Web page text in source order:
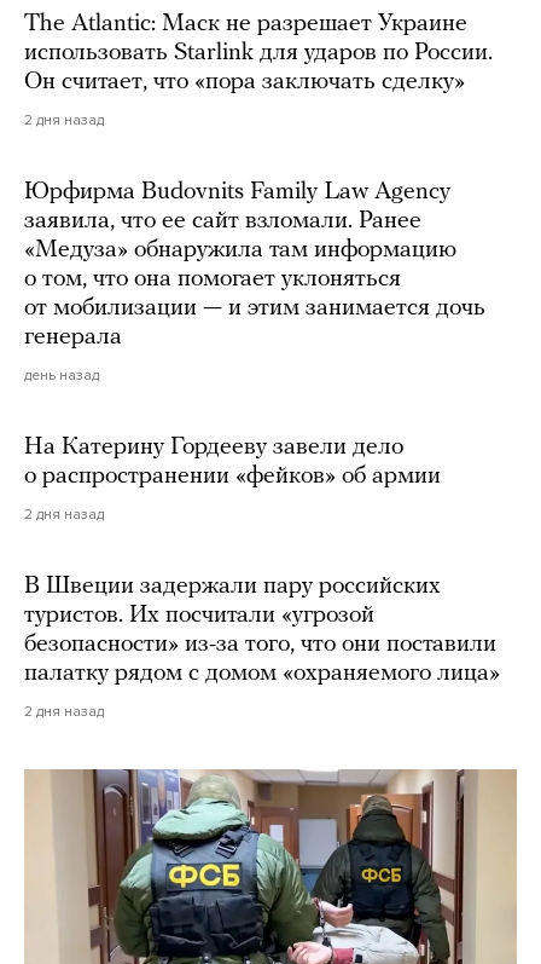
The Atlantic: Маск не разрешает Украине
использовать Starlink для ударов по России.
Он считает, что «пора заключать сделку»
2 дня назад
Юрфирма Budovnits Family Law Agency
заявила, что ее сайт взломали. Ранее
«Медуза» обнаружила там информацию
о том, что она помогает уклоняться
от мобилизации — и этим занимается дочь
генерала
день назад
На Катерину Гордееву завели дело
о распространении «фейков» об армии
2 дня назад
В Швеции задержали пару российских
туристов. Их посчитали «угрозой
безопасности» из-за того, что они поставили
палатку рядом с домом «охраняемого лица»
2 дня назад